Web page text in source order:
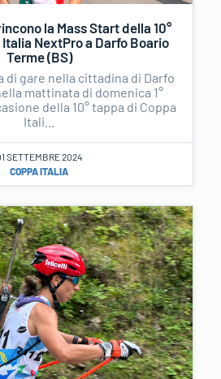
la Mass Start della 10°
NextPro a Darfo Boario
Terme (BS)
di gare nella cittadina di Darfo
mattinata di domenica 1°
della 10° tappa di Coppa
Itali...
SETTEMBRE 2024
COPPA ITALIA